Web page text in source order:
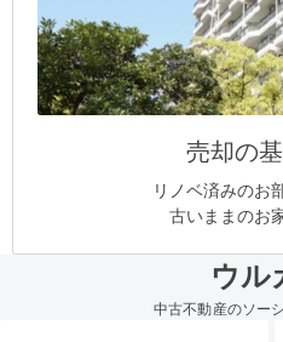
売却の
リノベ済みのお
古いままのお
ウル
中古不動産のソー